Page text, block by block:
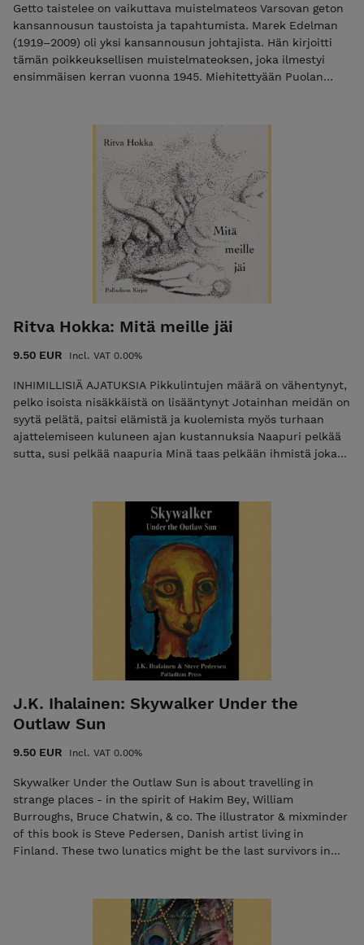
Getto taistelee on vaikuttava muistelmateos Varsovan geton
kansannousun taustoista ja tapahtumista. Marek Edelman
(1919–2009) oli yksi kansannousun johtajista. Hän kirjoitti
tämän poikkeuksellisen muistelmateoksen, joka ilmestyi
ensimmäisen kerran vuonna 1945. Miehitettyään Puolan
natsien nimittämä “itsehallinto” saivat valtaosan ihmisistä
alistumaan. Mutta getossa toimivat sosialistipuolue Bund ja
vastarintaliike ZOB, jotka aloittivat kansannousun
huhtikuussa 1943. Tietokirja, 2023 SUOMENNOS: Aulis Kallio
ja Jussi Träskilä ESIPUHE & ALAVIITTEET: Aulis Kallio INFO: 94
sivua, kuvitettu ISBN: 978-952-7256-45-9
Ritva Hokka: Mitä meille jäi
9.50 EUR Incl. VAT 0.00%
INHIMILLISIÄ AJATUKSIA Pikkulintujen määrä on vähentynyt,
pelko isoista nisäkkäistä on lisääntynyt Jotainhan meidän on
syytä pelätä, paitsi elämistä ja kuolemista myös turhaan
ajattelemiseen kuluneen ajan kustannuksia Naapuri pelkää
sutta, susi pelkää naapuria Minä taas pelkään ihmistä joka
tapauksessa, jos heistä tulee enemmän ihmisen kaltaisia,
olemme pulassa Runokokoelma, 2023 KUVITUS: Risto Ahti
INFO: kovakantinen, 128 sivua ISBN: 978-952-7256-43-5
J.K. Ihalainen: Skywalker Under the
Outlaw Sun
9.50 EUR Incl. VAT 0.00%
Skywalker Under the Outlaw Sun is about travelling in
strange places - in the spirit of Hakim Bey, William
Burroughs, Bruce Chatwin, & co. The illustrator & mixminder
of this book is Steve Pedersen, Danish artist living in
Finland. These two lunatics might be the last survivors in
KUVITUS: Steve Pedersen INFO: 56 sivua, pehmeäkantinen,
englanninkielinen, 2. painos ISBN: 978-952-7256-42-8